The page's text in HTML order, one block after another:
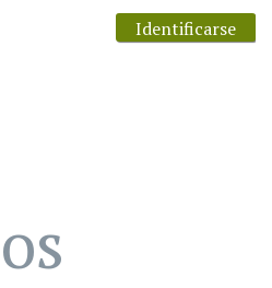
Identificarse